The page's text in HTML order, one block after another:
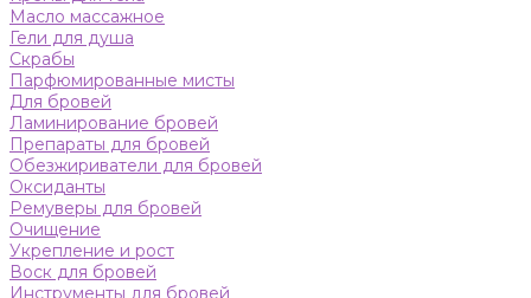
Масло массажное
Гели для душа
Скрабы
Парфюмированные мисты
Для бровей
Ламинирование бровей
Препараты для бровей
Обезжириватели для бровей
Оксиданты
Ремуверы для бровей
Очищение
Укрепление и рост
Воск для бровей
Инструменты для бровей